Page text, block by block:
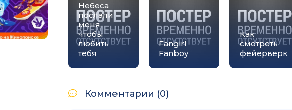
Небеса
послали
меня,
чтобы
любить
тебя
Fangirl
Fanboy
Как
смотреть
фейерверк
Комментарии (0)